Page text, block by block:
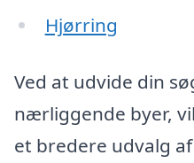
Hjørring
Ved at udvide din
nærliggende byer,
et bredere udvalg